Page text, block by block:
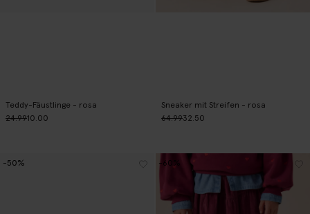
Teddy-Fäustlinge - rosa
24.9910.00
Sneaker mit Streifen - rosa
64.9932.50
-50% -60%